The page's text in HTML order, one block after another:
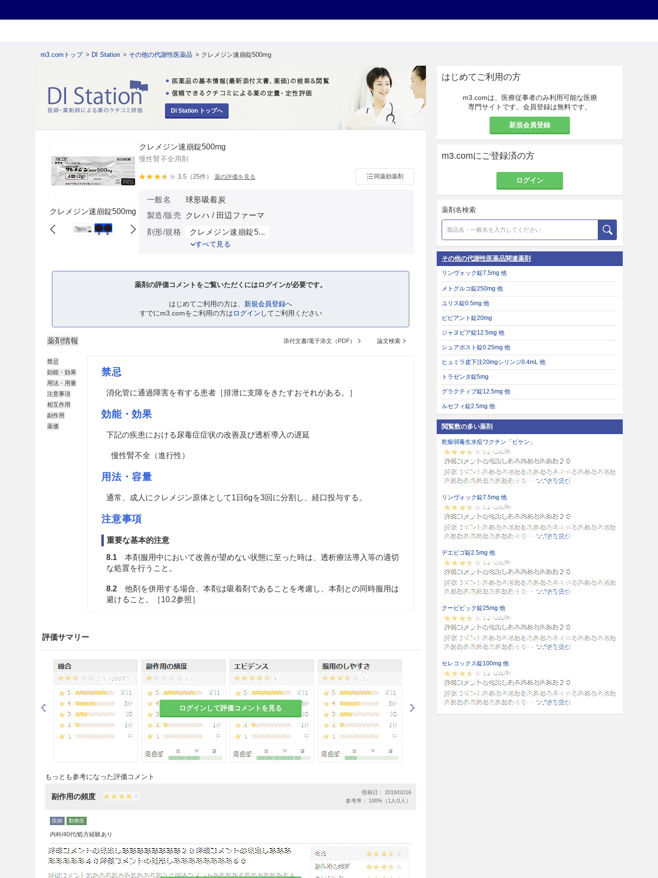
m3.comトップ > DI Station > その他の代謝性医薬品 > クレメジン速崩錠500mg
DI Station トップへ
クレメジン速崩錠500mg
クレメジン速崩錠500mg
慢性腎不全用剤
3.5（25件） 薬の評価を見る 同薬効薬剤
一般名
球形吸着炭
製造/販売
クレハ / 田辺ファーマ
剤形/規格
クレメジン速崩錠5...
すべて見る
薬剤の評価コメントをご覧いただくにはログインが必要です。
はじめてご利用の方は、 新規会員登録へ
すでにm3.comをご利用の方はログイン してご利用ください
薬剤情報 添付文書/電子添文（PDF） 論文検索
禁忌
効能・効果
用法・用量
注意事項
相互作用
副作用
薬価
禁忌
消化管に通過障害を有する患者［排泄に支障をきたすおそれがある。］
効能・効果
下記の疾患における尿毒症症状の改善及び透析導入の遅延
慢性腎不全（進行性）
用法・容量
通常、成人にクレメジン原体として1日6gを3回に分割し、経口投与する。
注意事項
重要な基本的注意
8.1本剤服用中において改善が望めない状態に至った時は、透析療法導入等の適切
な処置を行うこと。
8.2他剤を併用する場合、本剤は吸着剤であることを考慮し、本剤との同時服用は
避けること。［10.2参照］
9.1 合併症・既往歴等のある患者
9.1.1 消化管潰瘍、食道静脈瘤を有する患者
固体のまま消化管を通過するので、患部を刺激するおそれがある。
9.1.2 便秘を起こしやすい患者
便秘を増悪するおそれがあり、また基礎疾患に肝障害を有する患者では血中アン
モニア値の上昇があらわれることがある。
9.5 妊婦
9.6 授乳婦
治療上の有益性及び母乳栄養の有益性を考慮し、授乳の継続又は中止を検討する
評価サマリー
ログインして評価コメントを見る
もっとも参考になった評価コメント
副作用の頻度
投稿日： 2018/02/16
参考率： 100%（1人/1人）
内科/40代/処方経験あり
はじめてご利用の方
m3.comは、医療従事者のみ利用可能な医療
専門サイトです。会員登録は無料です。
新規会員登録
m3.comにご登録済の方
ログイン
薬剤名検索
その他の代謝性医薬品関連薬剤
リンヴォック錠7.5mg 他
メトグルコ錠250mg 他
ユリス錠0.5mg 他
ビビアント錠20mg
ジャヌビア錠12.5mg 他
シュアポスト錠0.25mg 他
ヒュミラ皮下注20mgシリンジ0.4mL 他
トラゼンタ錠5mg
グラクティブ錠12.5mg 他
ルセフィ錠2.5mg 他
閲覧数の多い薬剤
乾燥弱毒生水痘ワクチン「ビケン」
リンヴォック錠7.5mg 他
デエビゴ錠2.5mg 他
クービビック錠25mg 他
セレコックス錠100mg 他